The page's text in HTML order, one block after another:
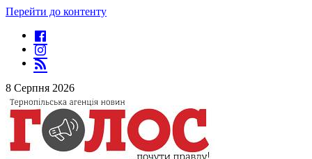
Перейти до контенту
8 Серпня 2026